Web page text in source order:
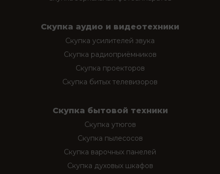
Скупка аудио и видеотехники
Скупка усилителей звука
Скупка радиоприёмников
Скупка проекторов
Скупка битых телевизоров
Скупка бытовой техники
Скупка утюгов
Скупка пылесосов
Скупка варочных панелей
Скупка духовых шкафов